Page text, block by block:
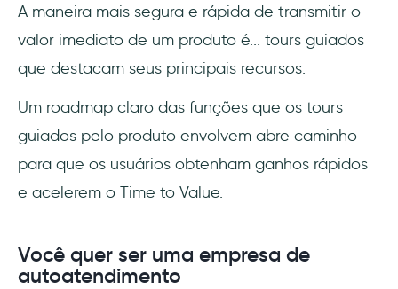
A maneira mais segura e rápida de transmitir o
valor imediato de um produto é... tours guiados
que destacam seus principais recursos.
Um roadmap claro das funções que os tours
guiados pelo produto envolvem abre caminho
para que os usuários obtenham ganhos rápidos
e acelerem o Time to Value.
Você quer ser uma empresa de
autoatendimento